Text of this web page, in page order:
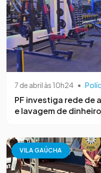
7 de abril às 10h24 •
PF investiga rede de
e lavagem de dinheiro
VILA GAÚCHA